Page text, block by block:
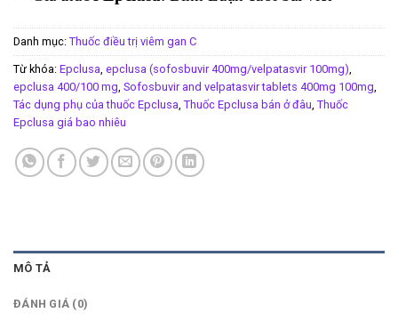
Danh mục: Thuốc điều trị viêm gan C
Từ khóa: Epclusa, epclusa (sofosbuvir 400mg/velpatasvir 100mg),
epclusa 400/100 mg, Sofosbuvir and velpatasvir tablets 400mg 100mg,
Tác dụng phụ của thuốc Epclusa, Thuốc Epclusa bán ở đâu, Thuốc
Epclusa giá bao nhiêu
MÔ TẢ
ĐÁNH GIÁ (0)